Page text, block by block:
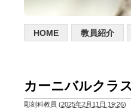
HOME 教員紹介
カーニバルクラ
彫刻科教員 (2025年2月11日 19:26)